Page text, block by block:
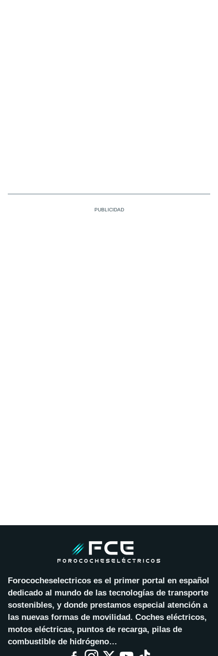
Forococheselectricos es el primer portal en español
dedicado al mundo de las tecnologías de transporte
sostenibles, y donde prestamos especial atención a
las nuevas formas de movilidad. Coches eléctricos,
motos eléctricas, puntos de recarga, pilas de
combustible de hidrógeno…